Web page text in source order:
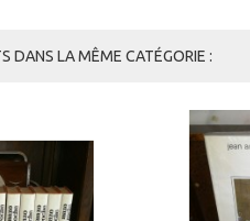
DANS LA MÊME CATÉGORIE :